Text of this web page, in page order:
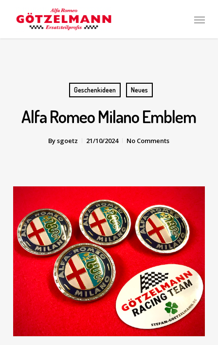
Menu
Geschenkideen Neues
Alfa Romeo Milano Emblem
Bysgoetz 21/10/2024 No Comments